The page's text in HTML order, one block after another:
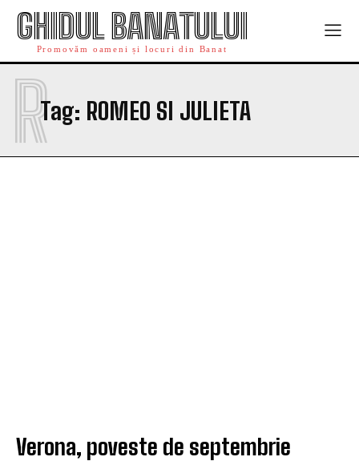
GHIDUL BANATULUI
Promovăm oameni și locuri din Banat
Tag: ROMEO SI JULIETA
R
Verona, poveste de septembrie